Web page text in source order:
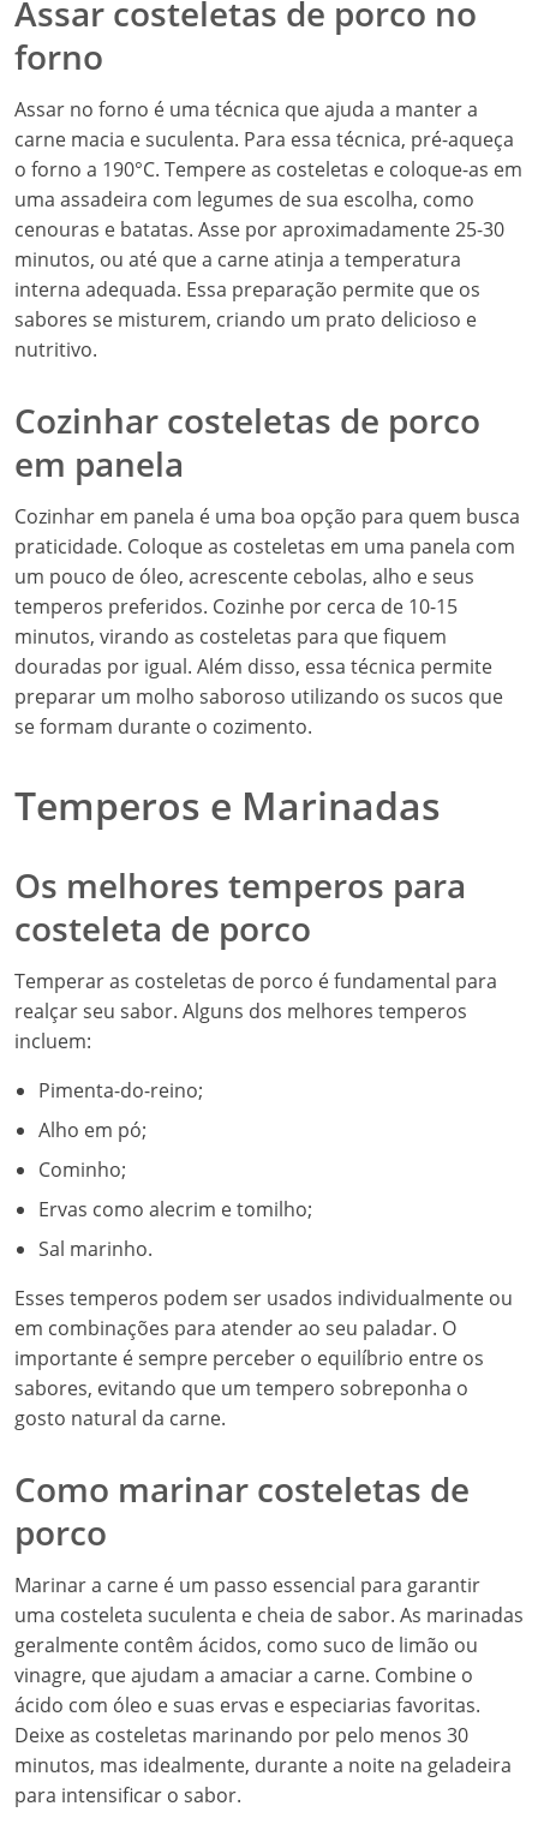
Assar costeletas de porco no
forno
Assar no forno é uma técnica que ajuda a manter a
carne macia e suculenta. Para essa técnica, pré-aqueça
o forno a 190°C. Tempere as costeletas e coloque-as em
uma assadeira com legumes de sua escolha, como
cenouras e batatas. Asse por aproximadamente 25-30
minutos, ou até que a carne atinja a temperatura
interna adequada. Essa preparação permite que os
sabores se misturem, criando um prato delicioso e
nutritivo.
Cozinhar costeletas de porco
em panela
Cozinhar em panela é uma boa opção para quem busca
praticidade. Coloque as costeletas em uma panela com
um pouco de óleo, acrescente cebolas, alho e seus
temperos preferidos. Cozinhe por cerca de 10-15
minutos, virando as costeletas para que fiquem
douradas por igual. Além disso, essa técnica permite
preparar um molho saboroso utilizando os sucos que
se formam durante o cozimento.
Temperos e Marinadas
Os melhores temperos para
costeleta de porco
Temperar as costeletas de porco é fundamental para
realçar seu sabor. Alguns dos melhores temperos
incluem:
Pimenta-do-reino;
Alho em pó;
Cominho;
Ervas como alecrim e tomilho;
Sal marinho.
Esses temperos podem ser usados individualmente ou
em combinações para atender ao seu paladar. O
importante é sempre perceber o equilíbrio entre os
sabores, evitando que um tempero sobreponha o
gosto natural da carne.
Como marinar costeletas de
porco
Marinar a carne é um passo essencial para garantir
uma costeleta suculenta e cheia de sabor. As marinadas
geralmente contêm ácidos, como suco de limão ou
vinagre, que ajudam a amaciar a carne. Combine o
ácido com óleo e suas ervas e especiarias favoritas.
Deixe as costeletas marinando por pelo menos 30
minutos, mas idealmente, durante a noite na geladeira
para intensificar o sabor.